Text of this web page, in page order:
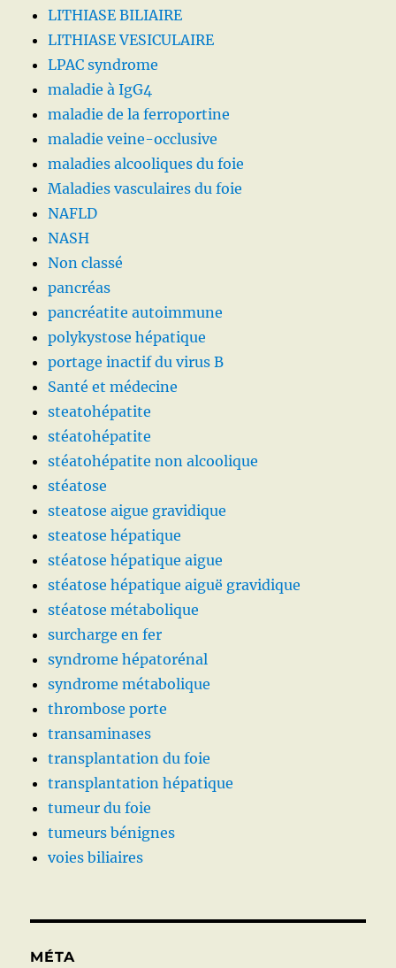
LITHIASE BILIAIRE
LITHIASE VESICULAIRE
LPAC syndrome
maladie à IgG4
maladie de la ferroportine
maladie veine-occlusive
maladies alcooliques du foie
Maladies vasculaires du foie
NAFLD
NASH
Non classé
pancréas
pancréatite autoimmune
polykystose hépatique
portage inactif du virus B
Santé et médecine
steatohépatite
stéatohépatite
stéatohépatite non alcoolique
stéatose
steatose aigue gravidique
steatose hépatique
stéatose hépatique aigue
stéatose hépatique aiguë gravidique
stéatose métabolique
surcharge en fer
syndrome hépatorénal
syndrome métabolique
thrombose porte
transaminases
transplantation du foie
transplantation hépatique
tumeur du foie
tumeurs bénignes
voies biliaires
MÉTA